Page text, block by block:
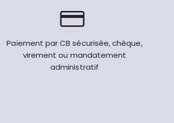
Paiement par CB sécurisée, chèque,
virement ou mandatement
administratif